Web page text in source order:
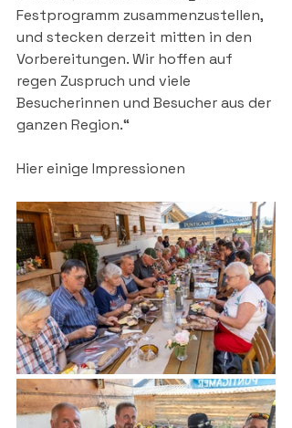
Festprogramm zusammenzustellen,
und stecken derzeit mitten in den
Vorbereitungen. Wir hoffen auf
regen Zuspruch und viele
Besucherinnen und Besucher aus der
ganzen Region.“
Hier einige Impressionen